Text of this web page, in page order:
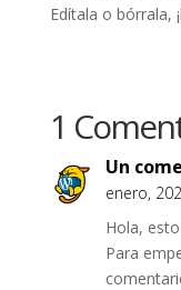
Edítala o bórrala,
1
Un
enero,
Hola,
Para